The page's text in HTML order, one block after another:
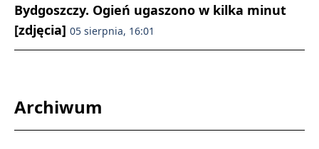
Bydgoszczy. Ogień ugaszono w kilka minut
[zdjęcia] 05 sierpnia, 16:01
Archiwum